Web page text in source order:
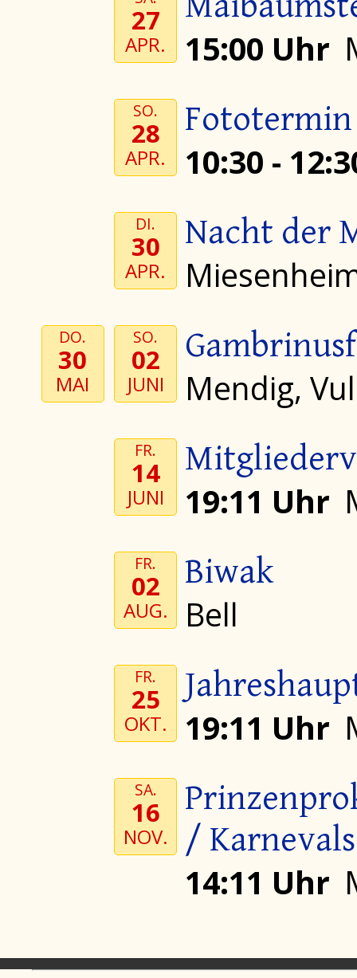
27
APR. 15:00 Uhr
SO.
28
APR.
Fototermin
10:30 -
DI.
30
APR.
Nacht der
DO.
30
MAI
SO.
02
JUNI Mendig,
FR.
14
JUNI 19:11 Uhr
FR.
02
AUG.
Biwak
Bell
FR.
25
OKT. 19:11 Uhr
SA.
16
NOV.
/
14:11 Uhr